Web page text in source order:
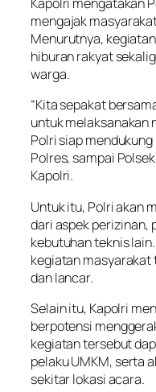
mengajak
Menurutnya,
hiburan rakyat
warga.
“Kita sepakat
untuk melaksanakan
Polri siap
Polres, sampai
Kapolri.
Untuk itu, Polri akan
dari aspek perizinan,
kebutuhan teknis
kegiatan
dan lancar.
Selain itu, Kapolri
berpotensi
kegiatan tersebut
pelaku UMKM, serta
sekitar lokasi acara.